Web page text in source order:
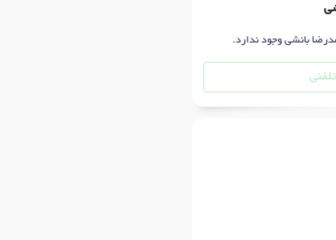
بانشی وجود ندارد.